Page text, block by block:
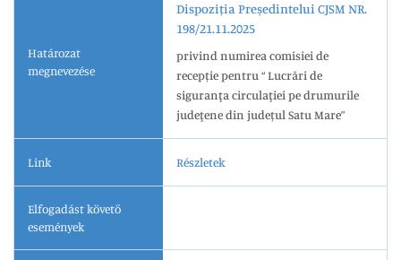
Határozat
megnevezése
Dispoziția Președintelui CJSM NR.
198/21.11.2025
privind numirea comisiei de
recepție pentru “ Lucrări de
siguranţa circulaţiei pe drumurile
judeţene din județul Satu Mare”
Link Részletek
Elfogadást követő
események